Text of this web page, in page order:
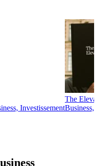
Investissement
The
Business,